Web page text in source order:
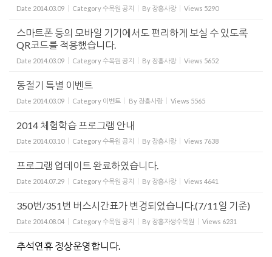
Date 2014.03.09 Category수목원 공지 By 장흥사랑 Views 5290
스마트폰 등의 모바일 기기에서도 편리하게 보실 수 있도록
QR코드를 적용했습니다.
Date 2014.03.09 Category수목원 공지 By 장흥사랑 Views 5652
동절기 특별 이벤트
Date 2014.03.09 Category 이벤트 By 장흥사랑 Views 5565
2014 체험학습 프로그램 안내
Date 2014.03.10 Category수목원 공지 By 장흥사랑 Views 7638
프로그램 업데이트 완료하였습니다.
Date 2014.07.29 Category수목원 공지 By 장흥사랑 Views 4641
350번/351번 버스시간표가 변경되었습니다.(7/11일 기준)
Date 2014.08.04 Category수목원 공지 By 장흥자생수목원 Views 6231
추석연휴 정상운영합니다.